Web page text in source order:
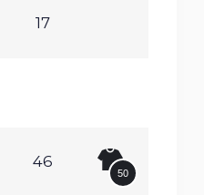
17
46
50